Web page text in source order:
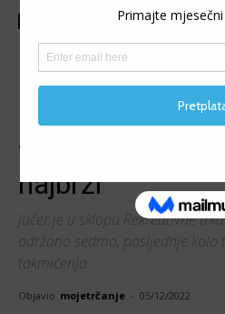
Izdvojeno Trke Izvještaji
(VIDEO) 2.
PROF. ŽARKO
uspona na
trkača; Živković
najbrži
Jučer je u sklopu Rekreativne
održano sedmo, posljednje kolo
takmičenja.
Objavio mojetrčanje - 05/12/2022